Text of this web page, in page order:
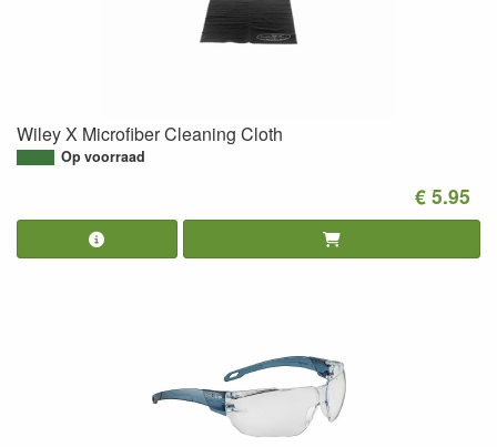
Wiley X Microfiber Cleaning Cloth
Op voorraad
€ 5.95